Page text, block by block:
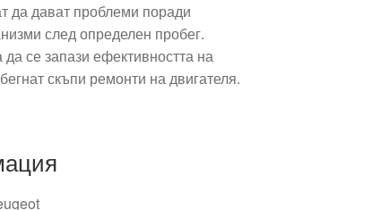
да дават проблеми поради
след определен пробег.
се запази ефективността на
скъпи ремонти на двигателя.